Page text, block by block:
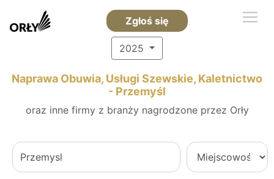
Zgłoś się
2025
Naprawa Obuwia, Usługi Szewskie, Kaletnictwo
- Przemyśl
oraz inne firmy z branży nagrodzone przez Orły